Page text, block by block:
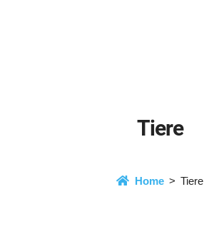
Tiere
Home Tiere